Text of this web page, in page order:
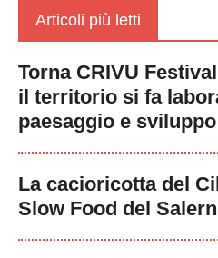
Articoli più letti
Torna CRIVU
il territorio si fa
paesaggio e sviluppo
La cacioricotta del
Slow Food del